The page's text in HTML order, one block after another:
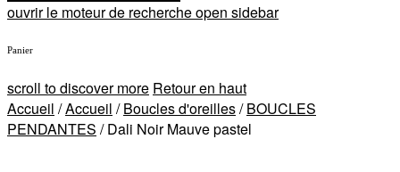
ouvrir le moteur de rechercheopen sidebar
Panier
scroll to discover more Retour en haut
Accueil /Accueil /Boucles d'oreilles/BOUCLES
PENDANTES / Dali Noir Mauve pastel